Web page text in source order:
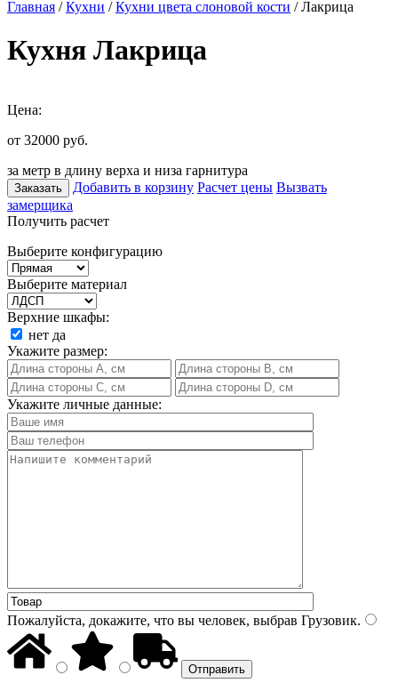
Главная /Кухни /Кухни цвета слоновой кости / Лакрица
Кухня Лакрица
Цена:
от 32000 руб.
за метр в длину верха и низа гарнитура
Заказать Добавить в корзину Расчет цены Вызвать
замерщика
Получить расчет
Выберите конфигурацию
Выберите материал
Верхние шкафы:
нет да
Укажите размер:
Укажите личные данные:
Пожалуйста, докажите, что вы человек, выбрав Грузовик.